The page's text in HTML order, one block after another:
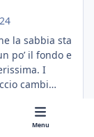
la sabbia sta
po’ il fondo e
I
cambi
e i rimedi
Menu